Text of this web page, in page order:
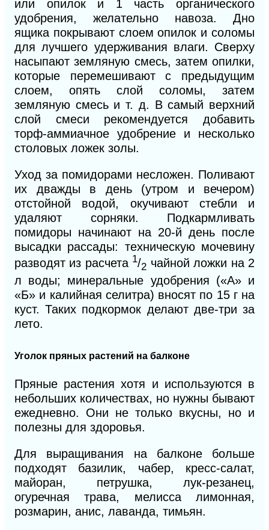
или опилок и 1 часть органического
удобрения, желательно навоза. Дно
ящика покрывают слоем опилок и соломы
для лучшего удерживания влаги. Сверху
насыпают земляную смесь, затем опилки,
которые перемешивают с предыдущим
слоем, опять слой соломы, затем
земляную смесь и т. д. В самый верхний
слой смеси рекомендуется добавить
торф-аммиачное удобрение и несколько
столовых ложек золы.
Уход за помидорами несложен. Поливают
их дважды в день (утром и вечером)
отстойной водой, окучивают стебли и
удаляют сорняки. Подкармливать
помидоры начинают на 20-й день после
высадки рассады: техническую мочевину
разводят из расчета 1/2 чайной ложки на 2
л воды; минеральные удобрения («А» и
«Б» и калийная селитра) вносят по 15 г на
куст. Таких подкормок делают две-три за
лето.
Уголок пряных растений на балконе
Пряные растения хотя и используются в
небольших количествах, но нужны бывают
ежедневно. Они не только вкусны, но и
полезны для здоровья.
Для выращивания на балконе больше
подходят базилик, чабер, кресс-салат,
майоран, петрушка, лук-резанец,
огуречная трава, мелисса лимонная,
розмарин, анис, лаванда, тимьян.